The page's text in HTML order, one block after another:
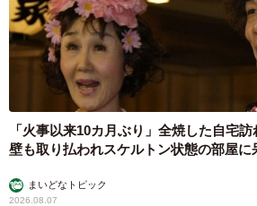
「火事以来10カ月ぶり」全焼した自宅
壁も取り払われスケルトン状態の部屋に
まいどなトピック
2026.08.07